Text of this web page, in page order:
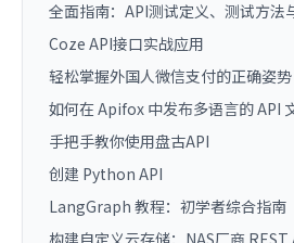
全面指南：API测试定义、测试方法
Coze API接口实战应用
轻松掌握外国人微信支付的正确姿势
如何在 Apifox 中发布多语言的 API
手把手教你使用盘古API
创建 Python API
LangGraph 教程：初学者综合指南
构建自定义云存储：NAS厂商 REST